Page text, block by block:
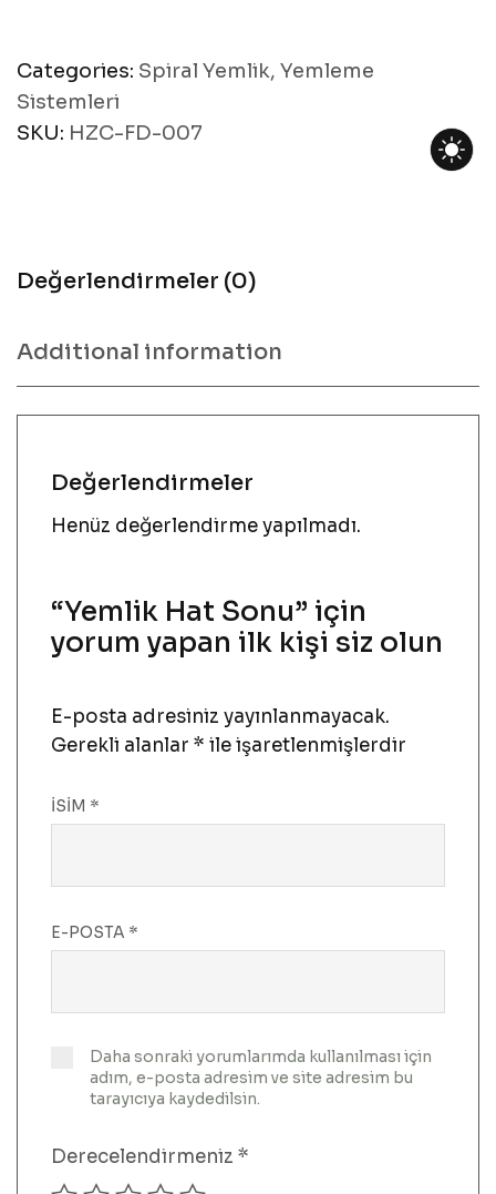
Categories: Spiral Yemlik, Yemleme
Sistemleri
SKU: HZC-FD-007
Değerlendirmeler (0)
Additional information
Değerlendirmeler
Henüz değerlendirme yapılmadı.
“Yemlik Hat Sonu” için
yorum yapan ilk kişi siz olun
E-posta adresiniz yayınlanmayacak.
Gerekli alanlar * ile işaretlenmişlerdir
İSIM *
E-POSTA *
Daha sonraki yorumlarımda kullanılması için
adım, e-posta adresim ve site adresim bu
tarayıcıya kaydedilsin.
Derecelendirmeniz *